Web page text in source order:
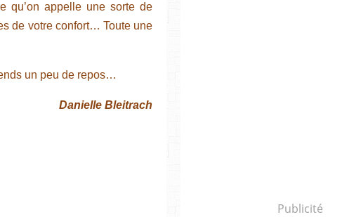
qu’on appelle une sorte de
de votre confort… Toute une
un peu de repos…
Danielle Bleitrach
Publicité